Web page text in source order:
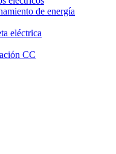
de energía
eléctrica
CC